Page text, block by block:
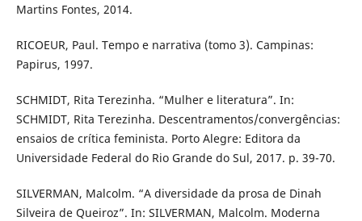
Martins Fontes, 2014.
RICOEUR, Paul. Tempo e narrativa (tomo 3). Campinas:
Papirus, 1997.
SCHMIDT, Rita Terezinha. “Mulher e literatura”. In:
SCHMIDT, Rita Terezinha. Descentramentos/convergências:
ensaios de crítica feminista. Porto Alegre: Editora da
Universidade Federal do Rio Grande do Sul, 2017. p. 39-70.
SILVERMAN, Malcolm. “A diversidade da prosa de Dinah
Silveira de Queiroz”. In: SILVERMAN, Malcolm. Moderna